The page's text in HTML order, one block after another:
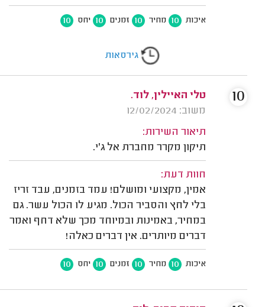
איכות 10 מחיר 10 זמנים 10 יחס 10
גירסאות
טלי האיילין, לוד.
משוב: 12/02/2024
תיאור השירות:
תיקון מקרר מחברת אל ג'י.
חוות דעת:
אמין, מקצועי ומושלם! עמד בזמנים, עבד זריז
בלי לחץ והסביר הכול. מגיע לו הכול עשר. גם
במחיר, באמינות ובמיוחד מכך שלא דחף ואמר
דברים מיותרים. אין דברים כאלה!
איכות 10 מחיר 10 זמנים 10 יחס 10
10